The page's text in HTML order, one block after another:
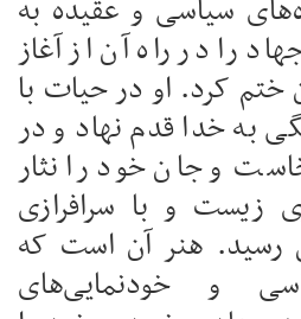
سیاسی و عقیده به
را در راه آن از آغاز
ختم کرد. او در حیات با
به خدا قدم نهاد و در
و جان خود را نثار
زیست و با سرافرازی
هنر آن است که
و خودنمایی‌های